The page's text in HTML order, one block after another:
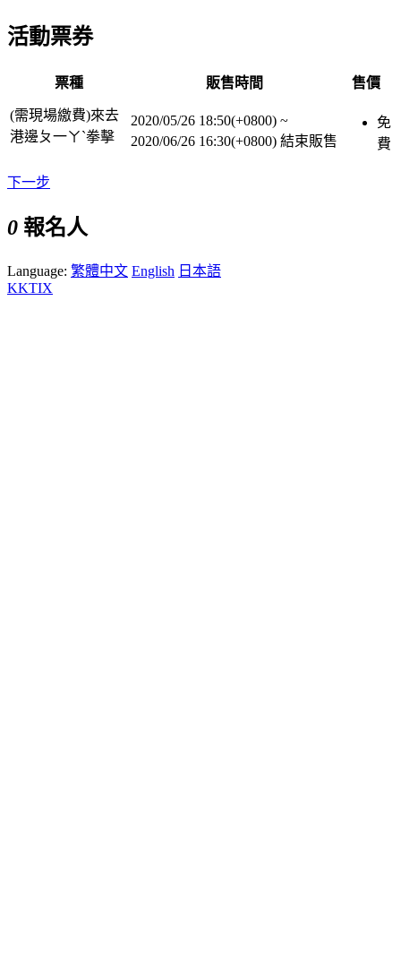
活動票券
票種 販售時間 售價
(需現場繳費)來去
港邊ㄆ一ㄚˋ拳擊
2020/05/26 18:50(+0800) ~
2020/06/26 16:30(+0800) 結束販售
免
費
下一步
0 報名人
Language: 繁體中文 English 日本語
KKTIX